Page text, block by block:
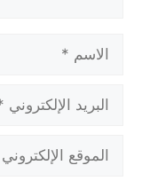
الاسم
البريد
الإلكتروني
الموقع
الإلكتروني